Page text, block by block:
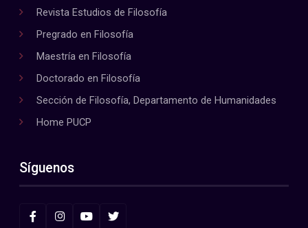
Revista Estudios de Filosofía
Pregrado en Filosofía
Maestría en Filosofía
Doctorado en Filosofía
Sección de Filosofía, Departamento de Humanidades
Home PUCP
Síguenos